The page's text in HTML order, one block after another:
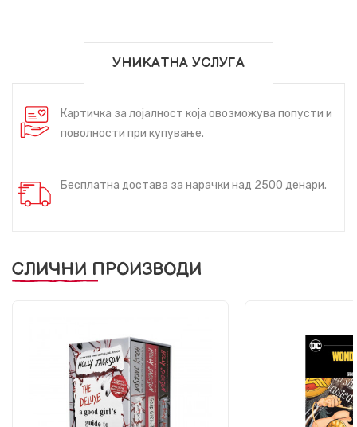
УНИКАТНА УСЛУГА
Картичка за лојалност која овозможува попусти и
поволности при купување.
Бесплатна достава за нарачки над 2500 денари.
СЛИЧНИ ПРОИЗВОДИ